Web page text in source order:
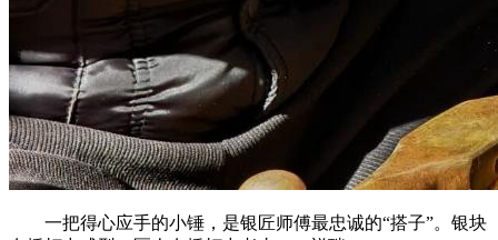
一把得心应手的小锤，是银匠师傅最忠诚的“搭子”。银块